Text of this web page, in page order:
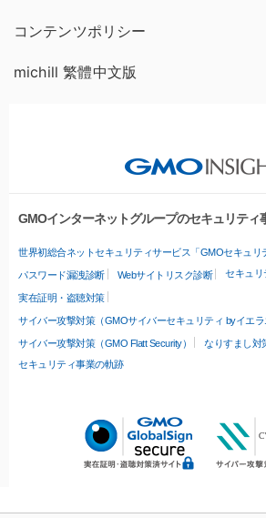
コンテンツポリシー
michill 繁體中文版
GMOインターネットグループのセキュリティ
世界初総合ネットセキュリティサービス「GMOセキュリ
パスワード漏洩診断 Webサイトリスク診断 セキュリ
実在証明・盗聴対策
サイバー攻撃対策（GMOサイバーセキュリティ byイエラ
サイバー攻撃対策（GMO Flatt Security）
なりすまし対
セキュリティ事業の軌跡